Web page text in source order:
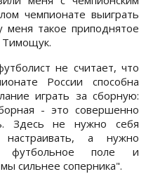
чемпионате выиграть
такое приподнятое
Тимощук.
не считает, что
России способна
играть за сборную:
- это совершенно
Здесь не нужно себя
настраивать, а нужно
футбольное поле и
сильнее соперника".